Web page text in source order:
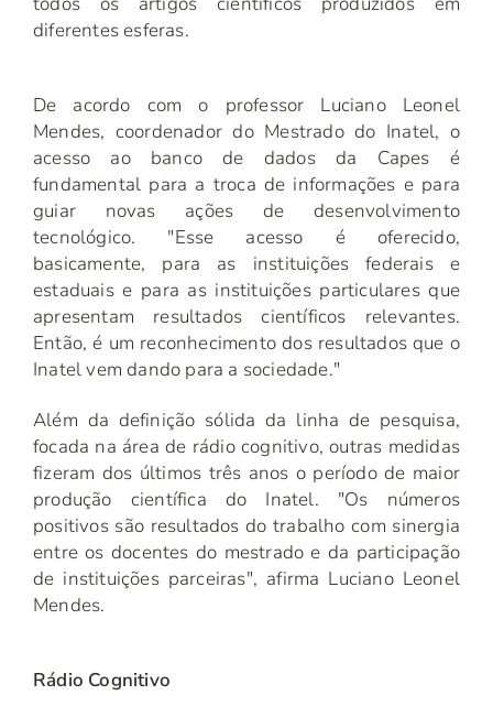
diferentes esferas.
De acordo com o professor Luciano Leonel
Mendes, coordenador do Mestrado do Inatel, o
acesso ao banco de dados da Capes é
fundamental para a troca de informações e para
guiar novas ações de desenvolvimento
tecnológico. "Esse acesso é oferecido,
basicamente, para as instituições federais e
estaduais e para as instituições particulares que
apresentam resultados científicos relevantes.
Então, é um reconhecimento dos resultados que o
Inatel vem dando para a sociedade."
Além da definição sólida da linha de pesquisa,
focada na área de rádio cognitivo, outras medidas
fizeram dos últimos três anos o período de maior
produção científica do Inatel. "Os números
positivos são resultados do trabalho com sinergia
entre os docentes do mestrado e da participação
de instituições parceiras", afirma Luciano Leonel
Mendes.
Rádio Cognitivo